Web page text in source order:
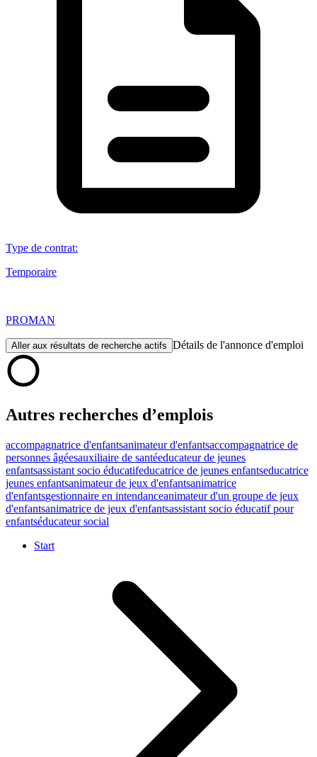
Type de contrat:
Temporaire
PROMAN
Aller aux résultats de recherche actifs Détails de l'annonce d'emploi
Autres recherches d’emplois
accompagnatrice d'enfantsanimateur d'enfantsaccompagnatrice de
personnes âgéesauxiliaire de santéeducateur de jeunes
enfantsassistant socio éducatifeducatrice de jeunes enfantseducatrice
jeunes enfantsanimateur de jeux d'enfantsanimatrice
d'enfantsgestionnaire en intendanceanimateur d'un groupe de jeux
d'enfantsanimatrice de jeux d'enfantsassistant socio éducatif pour
enfantséducateur social
Start